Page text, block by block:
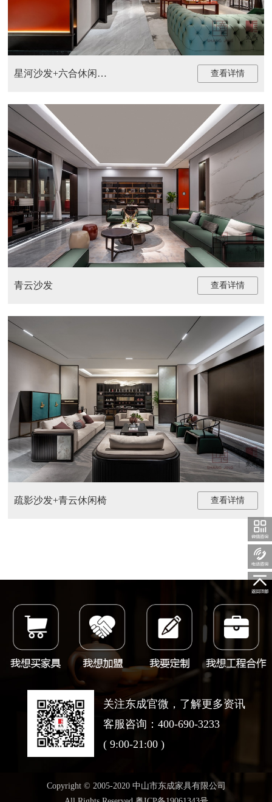
星河沙发+六合休闲椅+玄关 查看详情
青云沙发 查看详情
疏影沙发+青云休闲椅 查看详情
关注东成官微，了解更多资讯
客服咨询：400-690-3233
( 9:00-21:00 )
Copyright © 2005-2020 中山市东成家具有限公司
关注
随时